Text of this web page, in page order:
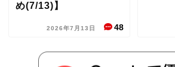
め(7/13)】
2026年7月13日 48